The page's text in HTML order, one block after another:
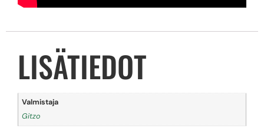
LISÄTIEDOT
Valmistaja
Gitzo